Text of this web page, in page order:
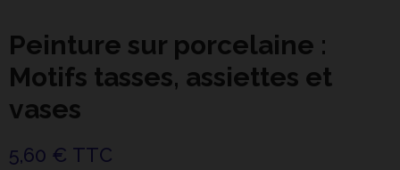
Peinture sur porcelaine :
Motifs tasses, assiettes et
vases
5,60 € TTC